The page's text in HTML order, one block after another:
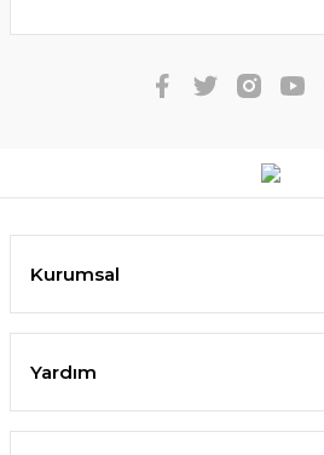
Kurumsal
Yardım